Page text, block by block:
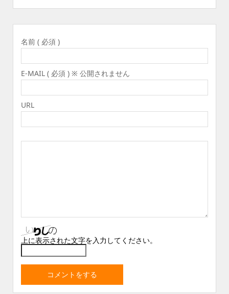
名前 ( 必須 )
E-MAIL ( 必須 ) ※ 公開されません
URL
上に表示された文字を入力してください。